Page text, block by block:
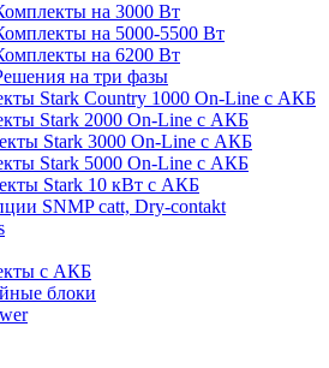
на 3000 Вт
на 5000-5500 Вт
на 6200 Вт
на три фазы
Stark Country 1000 On-Line с АКБ
Stark 2000 On-Line с АКБ
Stark 3000 On-Line с АКБ
Stark 5000 On-Line с АКБ
Stark 10 кВт с АКБ
SNMP catt, Dry-contakt
с АКБ
блоки